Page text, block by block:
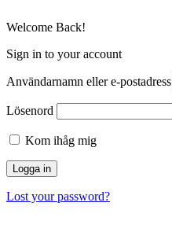
Welcome Back!
Sign in to your account
Användarnamn eller e-postadress
Lösenord
Kom ihåg mig
Lost your password?